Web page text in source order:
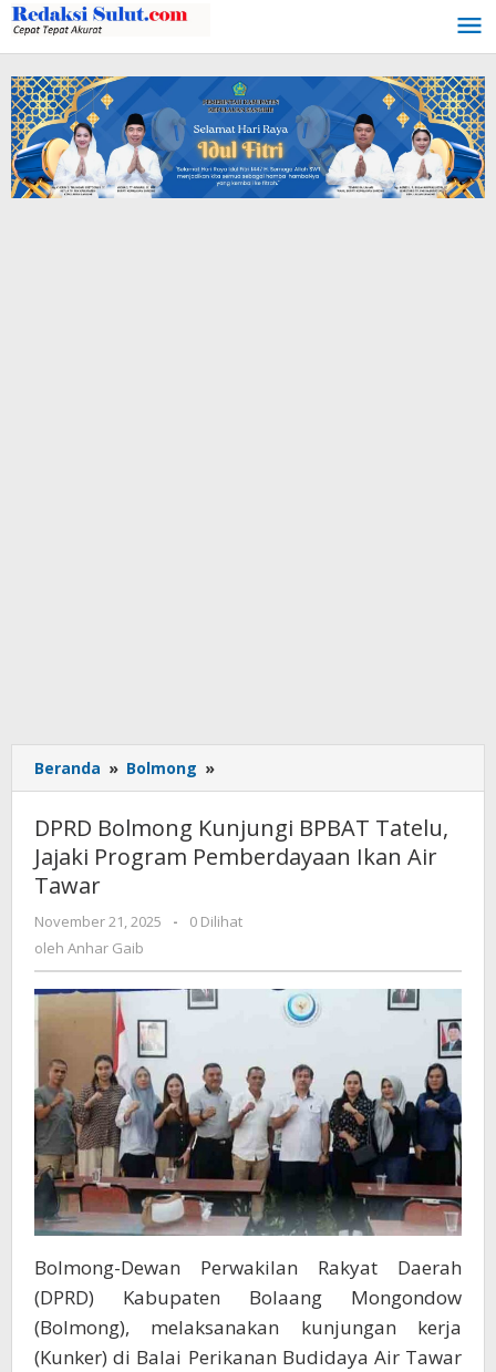
Lewati
ke
konten
Beranda » Bolmong »
Bolmong
BPBAT
Tatelu,
Pemberdayaan
Air
DPRD Bolmong Kunjungi BPBAT Tatelu,
Jajaki Program Pemberdayaan Ikan Air
Tawar
November 21, 2025
oleh
-
0 Dilihat
oleh Anhar Gaib
Bolmong-Dewan Perwakilan Rakyat Daerah
(DPRD) Kabupaten Bolaang Mongondow
(Bolmong), melaksanakan kunjungan kerja
(Kunker) di Balai Perikanan Budidaya Air Tawar